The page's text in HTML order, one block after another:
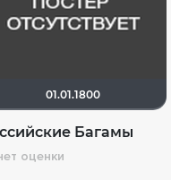
01.01.1800
Багамы
оценки